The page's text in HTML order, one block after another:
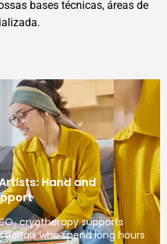
bases técnicas, áreas de
Hand and
cryotherapy supports
who spend long hours